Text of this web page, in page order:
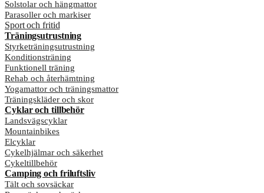
Solstolar och hängmattor
Parasoller och markiser
Sport och fritid
Träningsutrustning
Styrketräningsutrustning
Konditionsträning
Funktionell träning
Rehab och återhämtning
Yogamattor och träningsmattor
Träningskläder och skor
Cyklar och tillbehör
Landsvägscyklar
Mountainbikes
Elcyklar
Cykelhjälmar och säkerhet
Cykeltillbehör
Camping och friluftsliv
Tält och sovsäckar